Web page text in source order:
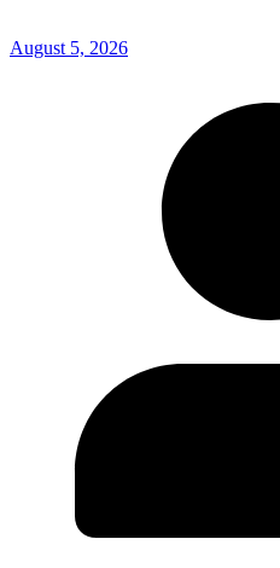
August 5, 2026